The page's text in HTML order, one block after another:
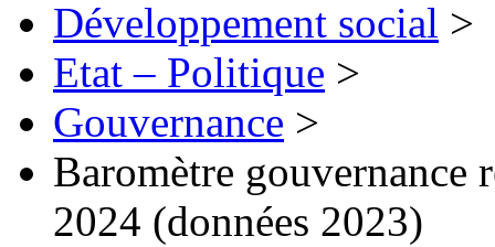
Développement social >
Etat – Politique >
Gouvernance >
Baromètre gouvernance
2024 (données 2023)